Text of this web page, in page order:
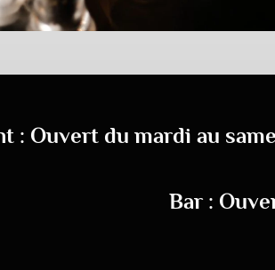
: Ouvert du mardi au
Bar :